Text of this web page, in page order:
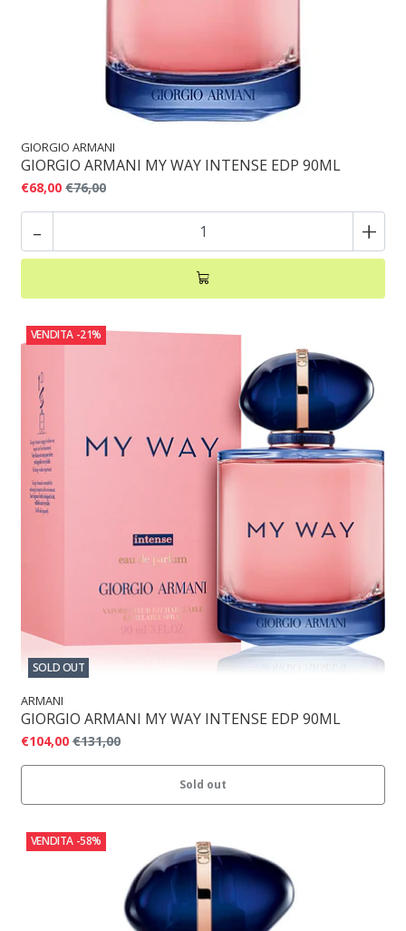
GIORGIO ARMANI
GIORGIO ARMANI MY WAY INTENSE EDP 90ML
€68,00 €76,00
- +
VENDITA -21%
SOLD OUT
ARMANI
GIORGIO ARMANI MY WAY INTENSE EDP 90ML
€104,00 €131,00
Sold out
VENDITA -58%